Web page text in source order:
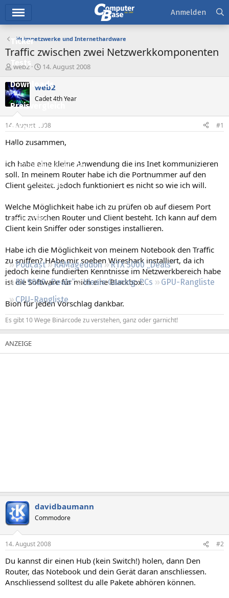
Ticker
Tests
Downloads
Preisvergleich
Forum
Aktuelles
Empfohlene Inhalte
Neue Beiträge
Leserartikel
Podcast RAMageddon
RTX 5000 „Deals“
RX 9000 „Deals“
Ideale Gaming-PCs
GPU-Rangliste
CPU-Rangliste
Anmelden
Heimnetzwerke und Internethardware
Traffic zwischen zwei Netzwerkkomponenten
E
s
t
e
e
r
web2
E
s
e
l
t
a
14. August 2008
web2
Cadet 4th Year
14. August 2008 #1
Hallo zusammen,
ich habe eine kleine Anwendung die ins Inet kommunizieren
soll. In meinem Router habe ich die Portnummer auf den
Client geleitet. Jedoch funktioniert es nicht so wie ich will.
Welche Möglichkeit habe ich zu prüfen ob auf diesem Port
traffic zwischen Router und Client besteht. Ich kann auf dem
Client kein Sniffer oder sonstiges installieren.
Habe ich die Möglichkeit von meinem Notebook den Traffic
zu sniffen? HAbe mir soeben Wireshark installiert, da ich
jedoch keine fundierten Kenntnisse im Netzwerkbereich habe
ist die Software für mich eine Blackbox.
Bion für jeden Vorschlag dankbar.
Es gibt 10 Wege Binärcode zu verstehen, ganz oder garnicht!
davidbaumann
Commodore
14. August 2008 #2
Du kannst dir einen Hub (kein Switch!) holen, dann Den
Router, das Notebook und dein Gerät daran anschliessen.
Anschliessend solltest du alle Pakete abhören können.